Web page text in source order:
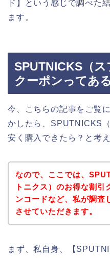
ド】という感じで調べた
ます。
SPUTNICKS（
クーポンってあ
今、こちらの記事をご覧
かしたら、SPUTNICKS
安く購入できたら？と考
なので、ここでは、
トニクス）のお得な割引
ンコードなど、私が調査
させていただきます。
まず、私自身、【